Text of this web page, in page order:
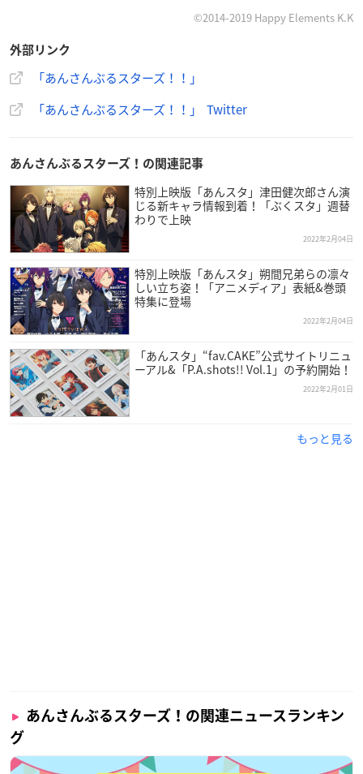
©2014-2019 Happy Elements K.K
外部リンク
「あんさんぶるスターズ！！」
「あんさんぶるスターズ！！」 Twitter
あんさんぶるスターズ！の関連記事
特別上映版「あんスタ」津田健次郎さん演
じる新キャラ情報到着！「ぶくスタ」週替
わりで上映
2022年2月04日
特別上映版「あんスタ」朔間兄弟らの凛々
しい立ち姿！「アニメディア」表紙&巻頭
特集に登場
2022年2月04日
「あんスタ」“fav.CAKE”公式サイトリニュ
ーアル&「P.A.shots!! Vol.1」の予約開始！
2022年2月01日
もっと見る
あんさんぶるスターズ！の関連ニュースランキン
グ